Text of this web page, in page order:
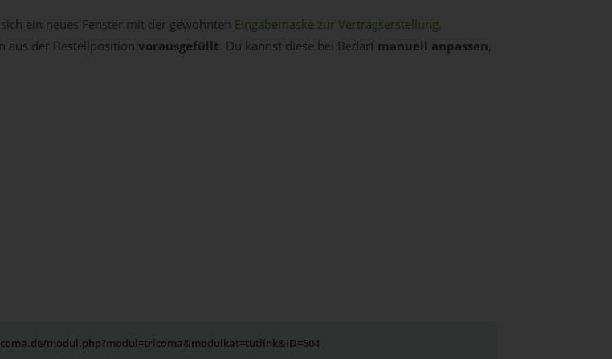
ein neues Fenster mit der gewohnten Eingabemaske zur Vertragserstellung.
aus der Bestellposition vorausgefüllt. Du kannst diese bei Bedarf manuell anpassen,
modul.php?modul=tricoma&modulkat=tutlink&ID=504